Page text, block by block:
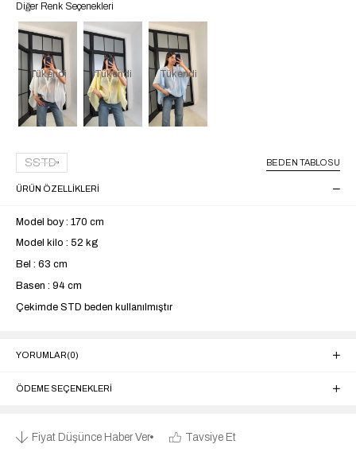
Diğer Renk Seçenekleri
Tükendi Tükendi Tükendi
SSTD BEDEN TABLOSU
ÜRÜN ÖZELLIKLERI
Model boy : 170 cm
Model kilo : 52 kg
Bel : 63 cm
Basen : 94 cm
Çekimde STD beden kullanılmıştır
YORUMLAR(0)
ÖDEME SEÇENEKLERI
Fiyat Düşünce Haber Ver Tavsiye Et